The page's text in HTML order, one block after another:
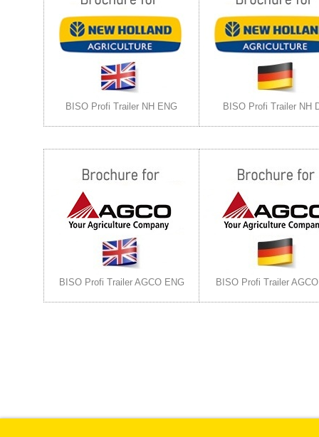
BISO Profi Trailer NH ENG BISO Profi Trailer NH
BISO Profi Trailer AGCO ENG BISO Profi Trailer